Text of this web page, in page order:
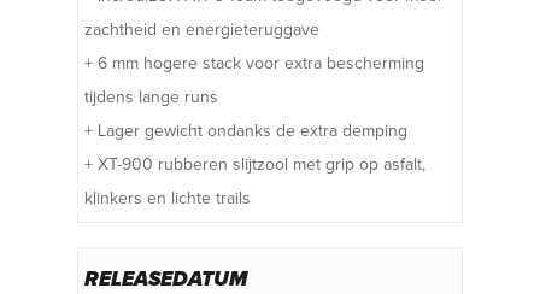
zachtheid en energieteruggave
+ 6 mm hogere stack voor extra bescherming
tijdens lange runs
+ Lager gewicht ondanks de extra demping
+ XT-900 rubberen slijtzool met grip op asfalt,
klinkers en lichte trails
RELEASEDATUM